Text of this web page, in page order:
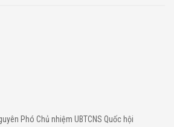
Phó Chủ nhiệm UBTCNS Quốc hội